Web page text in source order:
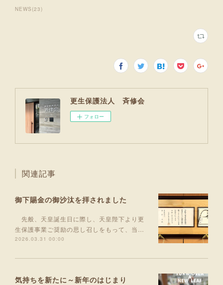
NEWS (23)
更生保護法人 斉修会
フォロー
関連記事
御下賜金の御沙汰を拝されました
先般、天皇誕生日に際し、天皇陛下より更
生保護事業ご奨励の思し召しをもって、当…
2026.03.31 00:00
気持ちを新たに～新年のはじまり